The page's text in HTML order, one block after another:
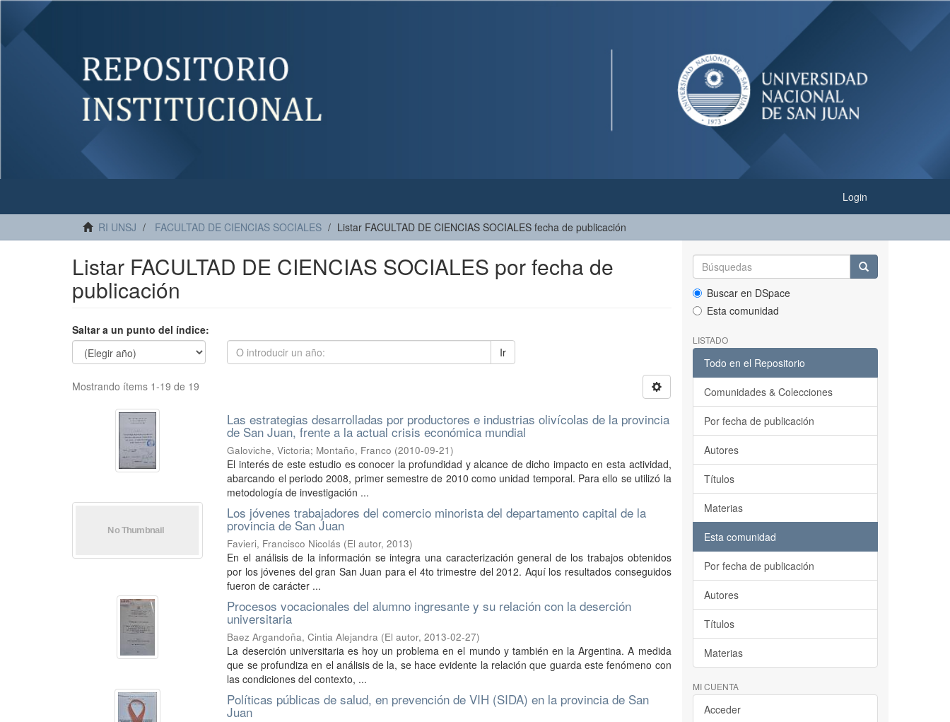
Login
RI UNSJ FACULTAD DE CIENCIAS SOCIALES Listar FACULTAD DE CIENCIAS SOCIALES fecha de publicación
Listar FACULTAD DE CIENCIAS SOCIALES por fecha de
publicación
Saltar a un punto del índice:
Ir
Mostrando ítems 1-19 de 19
Las estrategias desarrolladas por productores e industrias olivícolas de la provincia
de San Juan, frente a la actual crisis económica mundial
Galoviche, Victoria; Montaño, Franco (2010-09-21)
El interés de este estudio es conocer la profundidad y alcance de dicho impacto en esta actividad,
abarcando el periodo 2008, primer semestre de 2010 como unidad temporal. Para ello se utilizó la
metodología de investigación ...
Los jóvenes trabajadores del comercio minorista del departamento capital de la
provincia de San Juan
Favieri, Francisco Nicolás (El autor,2013)
En el análisis de la información se integra una caracterización general de los trabajos obtenidos
por los jóvenes del gran San Juan para el 4to trimestre del 2012. Aquí los resultados conseguidos
fueron de carácter ...
Procesos vocacionales del alumno ingresante y su relación con la deserción
universitaria
Baez Argandoña, Cintia Alejandra (El autor,2013-02-27)
La deserción universitaria es hoy un problema en el mundo y también en la Argentina. A medida
que se profundiza en el análisis de la, se hace evidente la relación que guarda este fenómeno con
las condiciones del contexto, ...
Políticas públicas de salud, en prevención de VIH (SIDA) en la provincia de San
Juan
Buscar en DSpace
Esta comunidad
LISTADO
Todo en el Repositorio
Comunidades & Colecciones
Por fecha de publicación
Autores
Títulos
Materias
Esta comunidad
Por fecha de publicación
Autores
Títulos
Materias
MI CUENTA
Acceder